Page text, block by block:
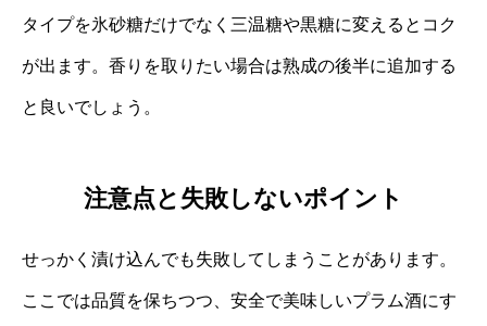
タイプを氷砂糖だけでなく三温糖や黒糖に変えるとコク
が出ます。香りを取りたい場合は熟成の後半に追加する
と良いでしょう。
注意点と失敗しないポイント
せっかく漬け込んでも失敗してしまうことがあります。
ここでは品質を保ちつつ、安全で美味しいプラム酒にす